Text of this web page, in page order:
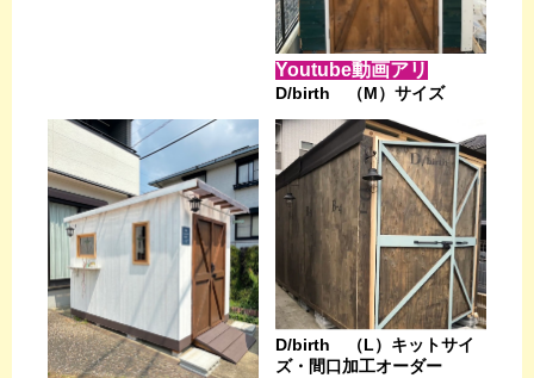
Youtube動画アリ
D/birth （M）サイズ
D/birth （L）キットサイ
ズ・間口加工オーダー